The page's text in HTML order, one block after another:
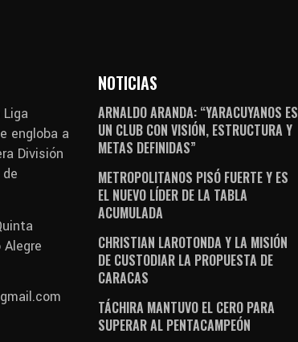
engloba a
División
Alegre
NOTICIAS
ARNALDO ARANDA: “YARACUYANOS ES
UN CLUB CON VISIÓN, ESTRUCTURA Y
METAS DEFINIDAS”
METROPOLITANOS PISÓ FUERTE Y ES
EL NUEVO LÍDER DE LA TABLA
ACUMULADA
CHRISTIAN LAROTONDA Y LA MISIÓN
DE CUSTODIAR LA PROPUESTA DE
CARACAS
TÁCHIRA MANTUVO EL CERO PARA
SUPERAR AL PENTACAMPEÓN